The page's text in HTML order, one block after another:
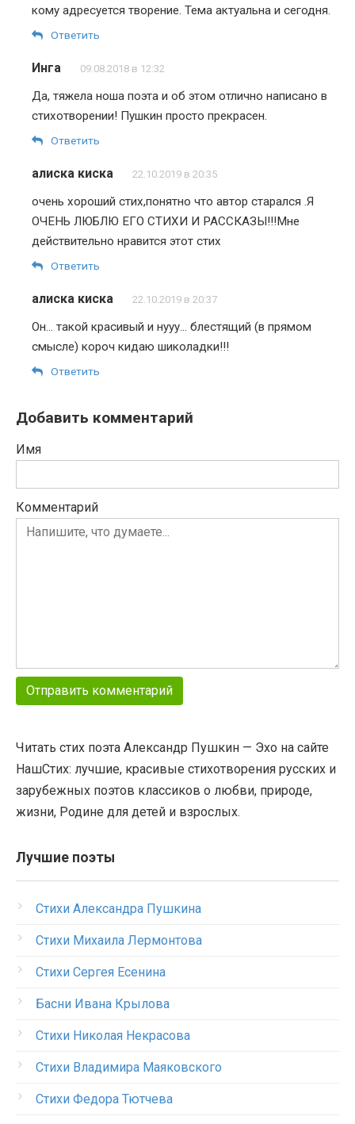
кому адресуется творение. Тема актуальна и сегодня.
Ответить
Инга 09.08.2018 в 12:32
Да, тяжела ноша поэта и об этом отлично написано в
стихотворении! Пушкин просто прекрасен.
Ответить
алиска киска 22.10.2019 в 20:35
очень хороший стих,понятно что автор старался .Я
ОЧЕНЬ ЛЮБЛЮ ЕГО СТИХИ И РАССКАЗЫ!!!Мне
действительно нравится этот стих
Ответить
алиска киска 22.10.2019 в 20:37
Он… такой красивый и нууу… блестящий (в прямом
смысле) короч кидаю шиколадки!!!
Ответить
Добавить комментарий
Имя
Комментарий
Читать стих поэта Александр Пушкин — Эхо на сайте
НашСтих: лучшие, красивые стихотворения русских и
зарубежных поэтов классиков о любви, природе,
жизни, Родине для детей и взрослых.
Лучшие поэты
Стихи Александра Пушкина
Стихи Михаила Лермонтова
Стихи Сергея Есенина
Басни Ивана Крылова
Стихи Николая Некрасова
Стихи Владимира Маяковского
Стихи Федора Тютчева